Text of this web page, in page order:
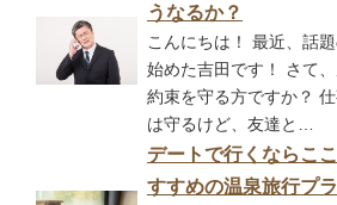
うなるか？
こんにちは！ 最近、話
始めた吉田です！ さて
約束を守る方ですか？
は守るけど、友達と…
デートで行くならこ
すすめの温泉旅行プ